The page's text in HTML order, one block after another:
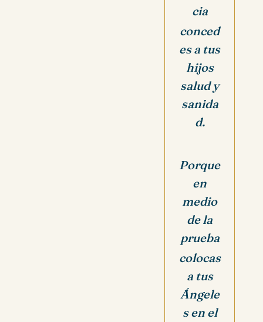
cia
conced
es a tus
hijos
salud y
sanida
d.
Porque
en
medio
de la
prueba
colocas
a tus
Ángele
s en el